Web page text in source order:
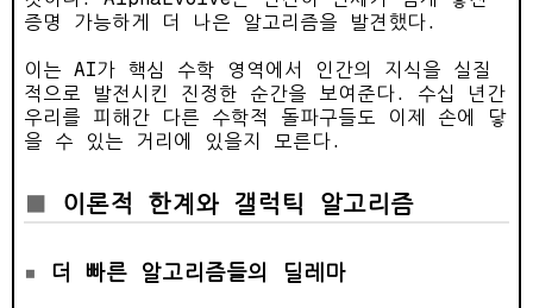
증명 가능하게 더 나은 알고리즘을 발견했다.
이는 AI가 핵심 수학 영역에서 인간의 지식을 실질
적으로 발전시킨 진정한 순간을 보여준다. 수십 년간
우리를 피해간 다른 수학적 돌파구들도 이제 손에 닿
을 수 있는 거리에 있을지 모른다.
이론적 한계와 갤럭틱 알고리즘
더 빠른 알고리즘들의 딜레마